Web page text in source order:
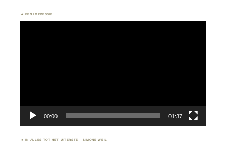
EEN IMPRESSIE:
00:00 01:37
IN ALLES TOT HET UITERSTE – SIMONE WEIL